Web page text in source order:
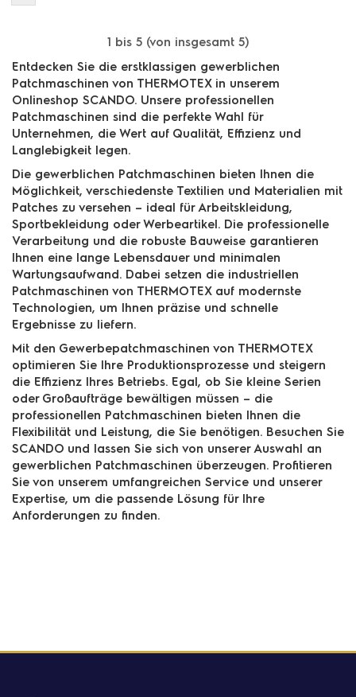
1 bis 5(von insgesamt 5)
Entdecken Sie die erstklassigen gewerblichen
Patchmaschinen von THERMOTEX in unserem
Onlineshop SCANDO. Unsere professionellen
Patchmaschinen sind die perfekte Wahl für
Unternehmen, die Wert auf Qualität, Effizienz und
Langlebigkeit legen.
Die gewerblichen Patchmaschinen bieten Ihnen die
Möglichkeit, verschiedenste Textilien und Materialien mit
Patches zu versehen – ideal für Arbeitskleidung,
Sportbekleidung oder Werbeartikel. Die professionelle
Verarbeitung und die robuste Bauweise garantieren
Ihnen eine lange Lebensdauer und minimalen
Wartungsaufwand. Dabei setzen die industriellen
Patchmaschinen von THERMOTEX auf modernste
Technologien, um Ihnen präzise und schnelle
Ergebnisse zu liefern.
Mit den Gewerbepatchmaschinen von THERMOTEX
optimieren Sie Ihre Produktionsprozesse und steigern
die Effizienz Ihres Betriebs. Egal, ob Sie kleine Serien
oder Großaufträge bewältigen müssen – die
professionellen Patchmaschinen bieten Ihnen die
Flexibilität und Leistung, die Sie benötigen. Besuchen Sie
SCANDO und lassen Sie sich von unserer Auswahl an
gewerblichen Patchmaschinen überzeugen. Profitieren
Sie von unserem umfangreichen Service und unserer
Expertise, um die passende Lösung für Ihre
Anforderungen zu finden.